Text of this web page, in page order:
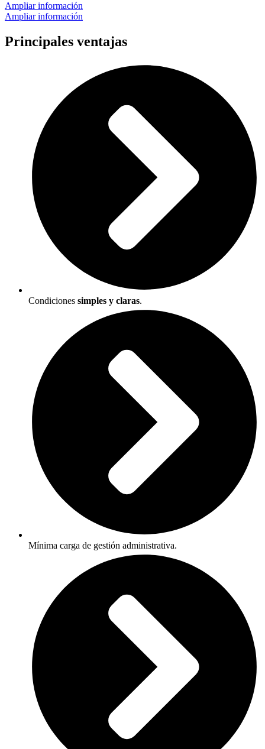
Ampliar información
Ampliar información
Principales ventajas
Condiciones simples y claras.
Mínima carga de gestión administrativa.